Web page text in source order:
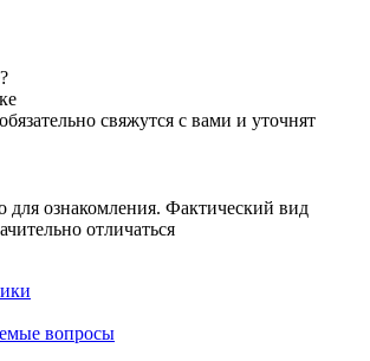
свяжутся с вами и уточнят
для ознакомления. Фактический вид
отличаться
вопросы